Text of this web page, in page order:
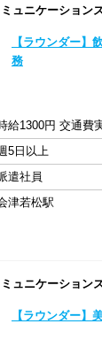
ュニケーション
【ラウンダー】
務
給1300円 交通費
5日以上
遣社員
津若松駅
ュニケーション
【ラウンダー】